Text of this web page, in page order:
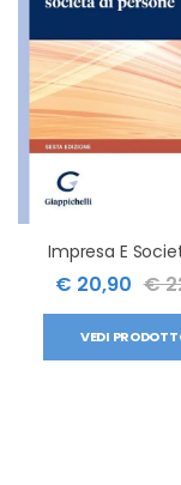
€ 20,90 €
VEDI